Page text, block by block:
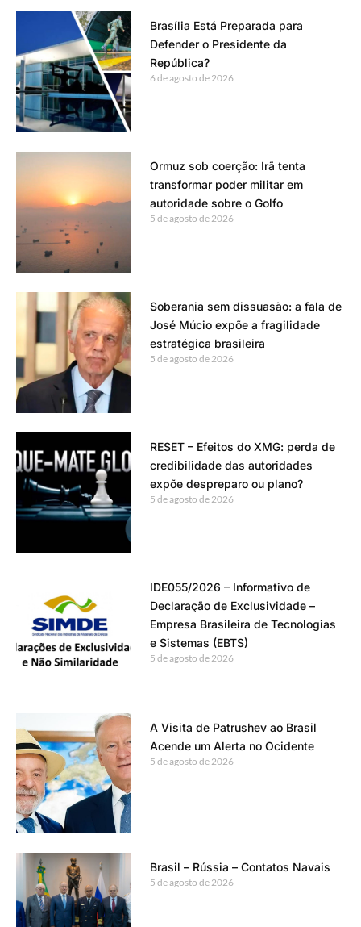
Brasília Está Preparada para
Defender o Presidente da
República?
6 de agosto de 2026
Ormuz sob coerção: Irã tenta
transformar poder militar em
autoridade sobre o Golfo
5 de agosto de 2026
Soberania sem dissuasão: a fala de
José Múcio expõe a fragilidade
estratégica brasileira
5 de agosto de 2026
RESET – Efeitos do XMG: perda de
credibilidade das autoridades
expõe despreparo ou plano?
5 de agosto de 2026
IDE055/2026 – Informativo de
Declaração de Exclusividade –
Empresa Brasileira de Tecnologias
e Sistemas (EBTS)
5 de agosto de 2026
A Visita de Patrushev ao Brasil
Acende um Alerta no Ocidente
5 de agosto de 2026
Brasil – Rússia – Contatos Navais
5 de agosto de 2026